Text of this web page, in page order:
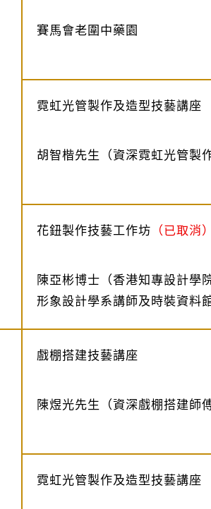
賽馬會老圍中藥園
霓虹光管製作及造型技藝講座
胡智楷先生（資深霓虹光管製
花鈕製作技藝工作坊 （已取消）
陳亞彬博士（香港知專設計學
形象設計學系講師及時裝資料
戲棚搭建技藝講座
陳煜光先生（資深戲棚搭建師傅
霓虹光管製作及造型技藝講座